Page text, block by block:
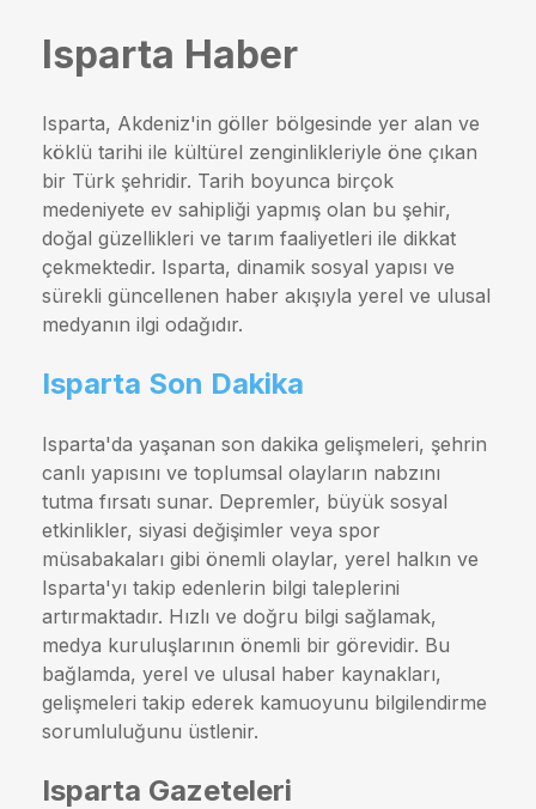
Isparta Haber
Isparta, Akdeniz'in göller bölgesinde yer alan ve
köklü tarihi ile kültürel zenginlikleriyle öne çıkan
bir Türk şehridir. Tarih boyunca birçok
medeniyete ev sahipliği yapmış olan bu şehir,
doğal güzellikleri ve tarım faaliyetleri ile dikkat
çekmektedir. Isparta, dinamik sosyal yapısı ve
sürekli güncellenen haber akışıyla yerel ve ulusal
medyanın ilgi odağıdır.
Isparta Son Dakika
Isparta'da yaşanan son dakika gelişmeleri, şehrin
canlı yapısını ve toplumsal olayların nabzını
tutma fırsatı sunar. Depremler, büyük sosyal
etkinlikler, siyasi değişimler veya spor
müsabakaları gibi önemli olaylar, yerel halkın ve
Isparta'yı takip edenlerin bilgi taleplerini
artırmaktadır. Hızlı ve doğru bilgi sağlamak,
medya kuruluşlarının önemli bir görevidir. Bu
bağlamda, yerel ve ulusal haber kaynakları,
gelişmeleri takip ederek kamuoyunu bilgilendirme
sorumluluğunu üstlenir.
Isparta Gazeteleri